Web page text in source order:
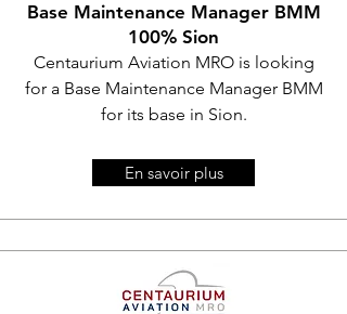
Base Maintenance Manager BMM
100% Sion
Centaurium Aviation MRO is looking
for a Base Maintenance Manager BMM
for its base in Sion.
En savoir plus